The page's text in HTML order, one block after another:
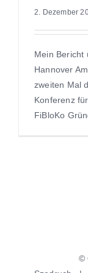
2. Dezember
Mein Bericht
Hannover
zweiten Mal
Konferenz
FiBloKo
©